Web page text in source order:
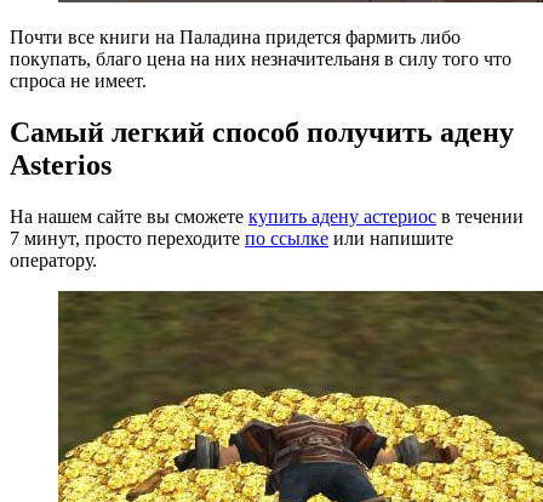
Почти все книги на Паладина придется фармить либо
покупать, благо цена на них незначительаня в силу того что
спроса не имеет.
Самый легкий способ получить адену
Asterios
На нашем сайте вы сможете купить адену астериос в течении
7 минут, просто переходите по ссылке или напишите
оператору.